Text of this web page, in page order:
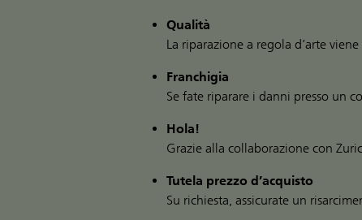
Qualità
La riparazione a regola d’arte
Franchigia
Se fate riparare i danni presso un
Hola!
Grazie alla collaborazione con
Tutela prezzo d’acquisto
Su richiesta, assicurate un